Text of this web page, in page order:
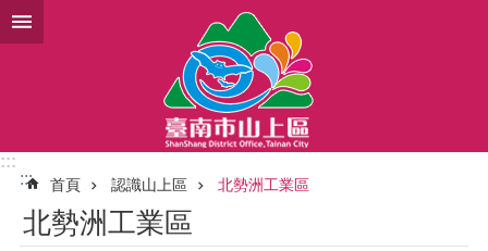
跳到主要內容區塊
:::
:::
首頁 認識山上區 北勢洲工業區
北勢洲工業區